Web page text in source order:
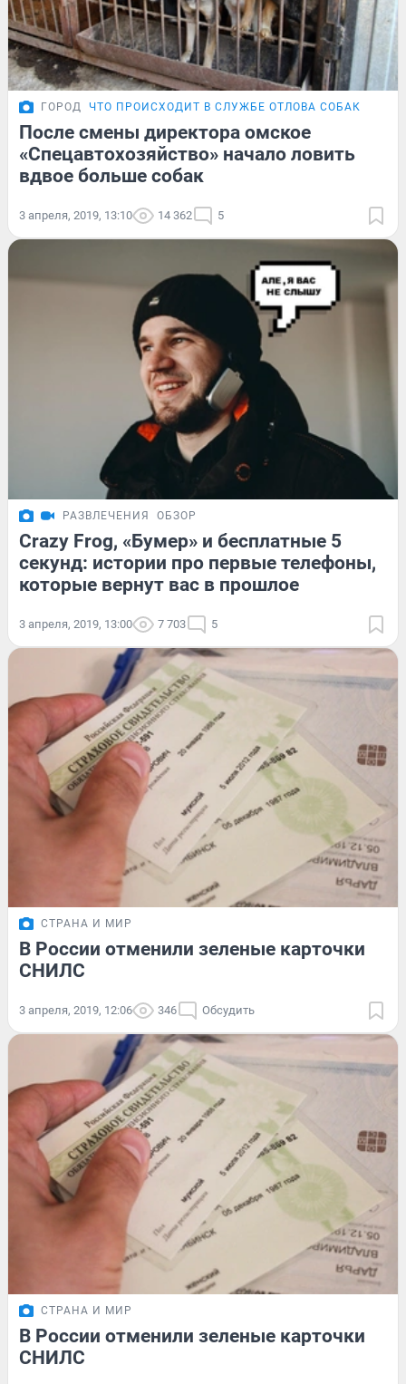
ГОРОД ЧТО ПРОИСХОДИТ В СЛУЖБЕ ОТЛОВА СОБАК
После смены директора омское
«Спецавтохозяйство» начало ловить
вдвое больше собак
3 апреля, 2019, 13:10 14 362 5
РАЗВЛЕЧЕНИЯ ОБЗОР
Crazy Frog, «Бумер» и бесплатные 5
секунд: истории про первые телефоны,
которые вернут вас в прошлое
3 апреля, 2019, 13:00 7 703 5
СТРАНА И МИР
В России отменили зеленые карточки
СНИЛС
3 апреля, 2019, 12:06 346 Обсудить
СТРАНА И МИР
В России отменили зеленые карточки
СНИЛС